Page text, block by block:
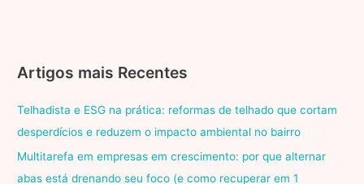
Artigos mais Recentes
Telhadista e ESG na prática: reformas de telhado que cortam
desperdícios e reduzem o impacto ambiental no bairro
Multitarefa em empresas em crescimento: por que alternar
abas está drenando seu foco (e como recuperar em 1